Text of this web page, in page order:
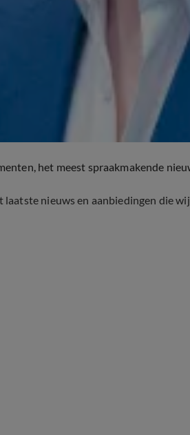
het meest spraakmakende
nieuws en aanbiedingen die